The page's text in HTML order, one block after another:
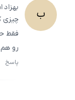
ب بهزاد
چیزی
فقط
رو
پاسخ